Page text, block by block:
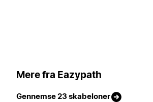
Mere fra Eazypath
Gennemse 23 skabeloner